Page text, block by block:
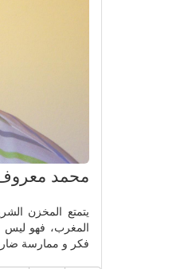
محمد
يتمتع المخزن
المغرب، فهو ليس
فكر و ممارسة